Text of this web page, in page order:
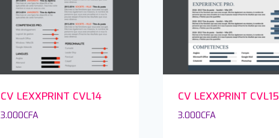
CV LEXXPRINT CVL14
3.000CFA
CV LEXXPRINT CVL15
3.000CFA